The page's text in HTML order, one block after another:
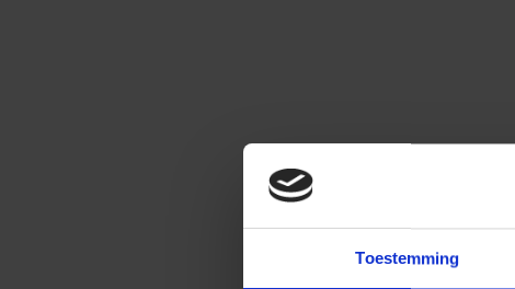
Toestemming